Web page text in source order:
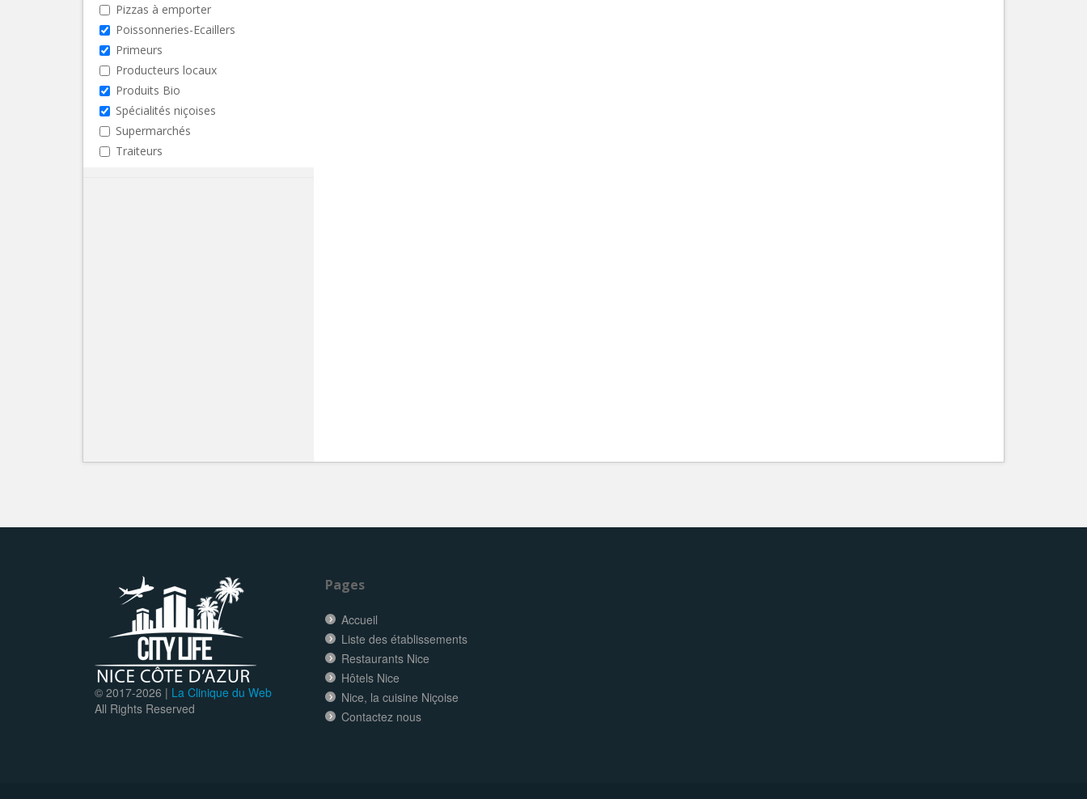
Pizzas à emporter
Poissonneries-Ecaillers
Primeurs
Producteurs locaux
Produits Bio
Spécialités niçoises
Supermarchés
Traiteurs
© 2017-2026 | La Clinique du Web
All Rights Reserved
Pages
Accueil
Liste des établissements
Restaurants Nice
Hôtels Nice
Nice, la cuisine Niçoise
Contactez nous